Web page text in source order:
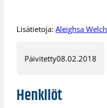
Lisätietoja:Aleighsa Welch
Päivitetty08.02.2018
Henkilöt